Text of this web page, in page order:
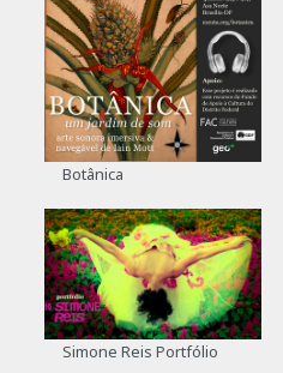
Botânica
Simone Reis Portfólio